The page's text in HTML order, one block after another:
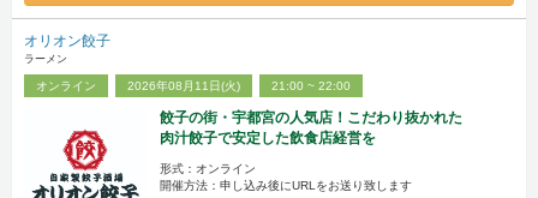
オリオン餃子
ラーメン
オンライン 2026年08月11日(火) 21:00 ~ 22:00
餃子の街・宇都宮の人気店！こだわり抜かれた
肉汁餃子で安定した飲食店経営を
形式：オンライン
開催方法：申し込み後にURLをお送り致します